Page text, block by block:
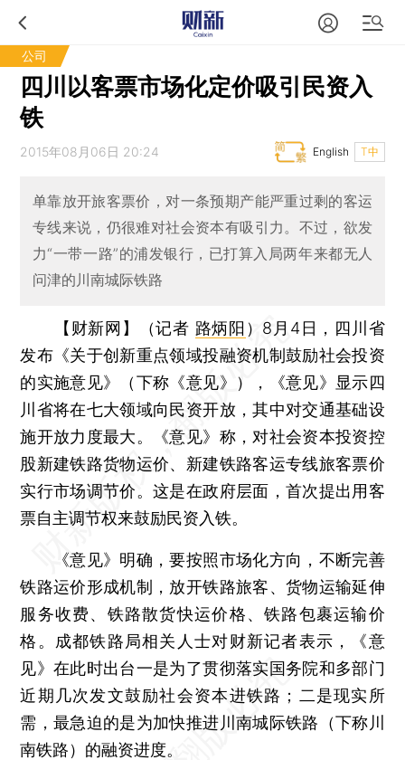
公司
四川以客票市场化定价吸引民资入
铁
2015年08月06日 20:24 T中
English
单靠放开旅客票价，对一条预期产能严重过剩的客运
专线来说，仍很难对社会资本有吸引力。不过，欲发
力“一带一路”的浦发银行，已打算入局两年来都无人
问津的川南城际铁路
【财新网】（记者 路炳阳 ） 8月4日，四川省
发布《关于创新重点领域投融资机制鼓励社会投资
的实施意见》（下称《意见》），《意见》显示四
川省将在七大领域向民资开放，其中对交通基础设
施开放力度最大。《意见》称，对社会资本投资控
股新建铁路货物运价、新建铁路客运专线旅客票价
实行市场调节价。这是在政府层面，首次提出用客
票自主调节权来鼓励民资入铁。
《意见》明确，要按照市场化方向，不断完善
铁路运价形成机制，放开铁路旅客、货物运输延伸
服务收费、铁路散货快运价格、铁路包裹运输价
格。成都铁路局相关人士对财新记者表示，《意
见》在此时出台一是为了贯彻落实国务院和多部门
近期几次发文鼓励社会资本进铁路；二是现实所
需，最急迫的是为加快推进川南城际铁路（下称川
南铁路）的融资进度。